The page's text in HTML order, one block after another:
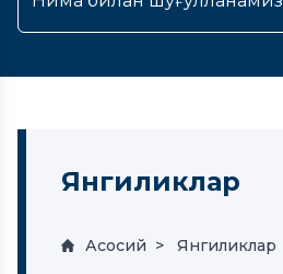
Янгиликлар
Асосий Янгиликлар